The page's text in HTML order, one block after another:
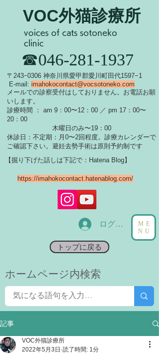
VOC外猫診療所
​☎046-281-1937
​〒243ｰ0306 神奈川県愛甲郡愛川町田代1597−1
E-mail: imahokocontact@vocsotoneko.com
​メールでの診察受付はしておりません。お電話お願
いします。
診療時間 ： am 9：00〜12：00 ／ pm 17：00〜
20：00
木曜日のみ〜19：00
休診日：不定期：月0〜2回程度。診療カレンダーで
ご確認下さい。 ​避妊去勢手術は原則予約制です
voices of cats sotoneko
clinic
ログイン
トップに戻る
ME
NU
https://imahokocontact.hatenablog.com/
【掘り下げた話しは下記で：Hatena Blog】
​ホームページ内検索
記事
VOC外猫診療所
2022年5月3日 読了時間: 1分